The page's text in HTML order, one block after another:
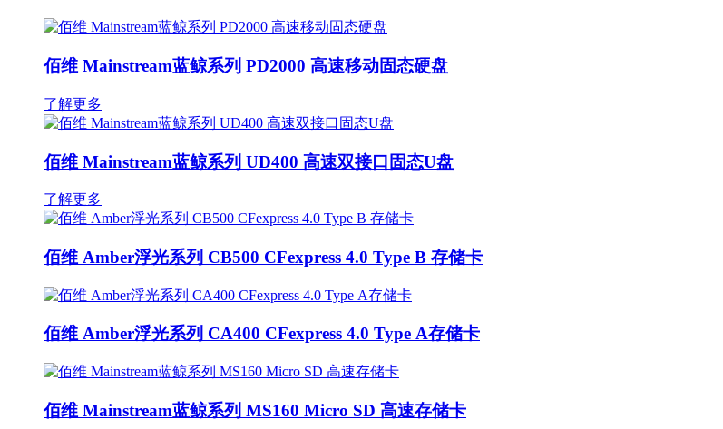
佰维 Mainstream蓝鲸系列 PD2000 高速移动固态硬盘
了解更多
佰维 Mainstream蓝鲸系列 UD400 高速双接口固态U盘
了解更多
佰维 Amber浮光系列 CB500 CFexpress 4.0 Type B 存储卡
佰维 Amber浮光系列 CA400 CFexpress 4.0 Type A存储卡
佰维 Mainstream蓝鲸系列 MS160 Micro SD 高速存储卡